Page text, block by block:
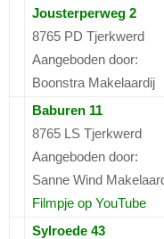
Jousterperweg 2
8765 PD Tjerkwerd
Aangeboden door:
Boonstra Makelaardij
Baburen 11
8765 LS Tjerkwerd
Aangeboden door:
Sanne Wind
Filmpje op YouTube
Sylroede 43